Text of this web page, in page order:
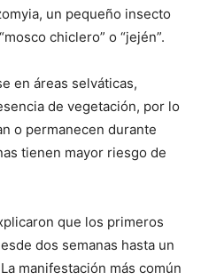
un pequeño insecto
chiclero” o “jején”.
en áreas selváticas,
de vegetación, por lo
o permanecen durante
tienen mayor riesgo de
que los primeros
dos semanas hasta un
manifestación más común